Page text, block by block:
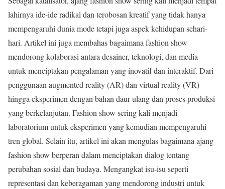
lahirnya ide-ide radikal dan terobosan kreatif yang tidak hanya
mempengaruhi dunia mode tetapi juga aspek kehidupan sehari-
hari. Artikel ini juga membahas bagaimana fashion show
mendorong kolaborasi antara desainer, teknologi, dan media
untuk menciptakan pengalaman yang inovatif dan interaktif. Dari
penggunaan augmented reality (AR) dan virtual reality (VR)
hingga eksperimen dengan bahan daur ulang dan proses produksi
yang berkelanjutan. Fashion show sering kali menjadi
laboratorium untuk eksperimen yang kemudian mempengaruhi
tren global. Selain itu, artikel ini akan mengulas bagaimana ajang
fashion show berperan dalam menciptakan dialog tentang
perubahan sosial dan budaya. Mengangkat isu-isu seperti
representasi dan keberagaman yang mendorong industri untuk